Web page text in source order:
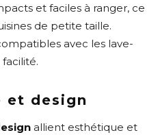
et faciles à ranger, ce
de petite taille.
avec les lave-
et design
allient esthétique et